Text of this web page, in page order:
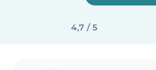
4,7 / 5